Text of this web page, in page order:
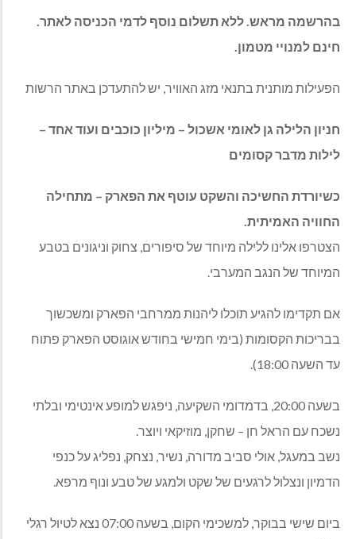
בהרשמה מראש. ללא תשלום נוסף לדמי הכניסה לאתר.
חינם למנויי מטמון.
הפעילות מותנית בתנאי מזג האוויר, יש להתעדכן באתר הרשות
חניון הלילה גן לאומי אשכול – מיליון כוכבים ועוד אחד –
לילות מדבר קסומים
כשיורדת החשיכה והשקט עוטף את הפארק – מתחילה
החוויה האמיתית.
הצטרפו אלינו ללילה מיוחד של סיפורים, צחוק וניגונים בטבע
המיוחד של הנגב המערבי.
אם תקדימו להגיע תוכלו ליהנות ממרחבי הפארק ומשכשוך
בבריכות הקסומות (בימי חמישי בחודש אוגוסט הפארק פתוח
עד השעה 18:00).
בשעה 20:00, בדמדומי השקיעה, ניפגש למופע אינטימי ובלתי
נשכח עם הראל חן – שחקן, מוזיקאי ויוצר.
נשב במעגל, אולי סביב מדורה, נשיר, נצחק, נפליג על כנפי
הדמיון ונצלול לרגעים של שקט ולמגע של טבע ונוף מרפא.
ביום שישי בבוקר, למשכימי הקום, בשעה 07:00 נצא לטיול רגלי